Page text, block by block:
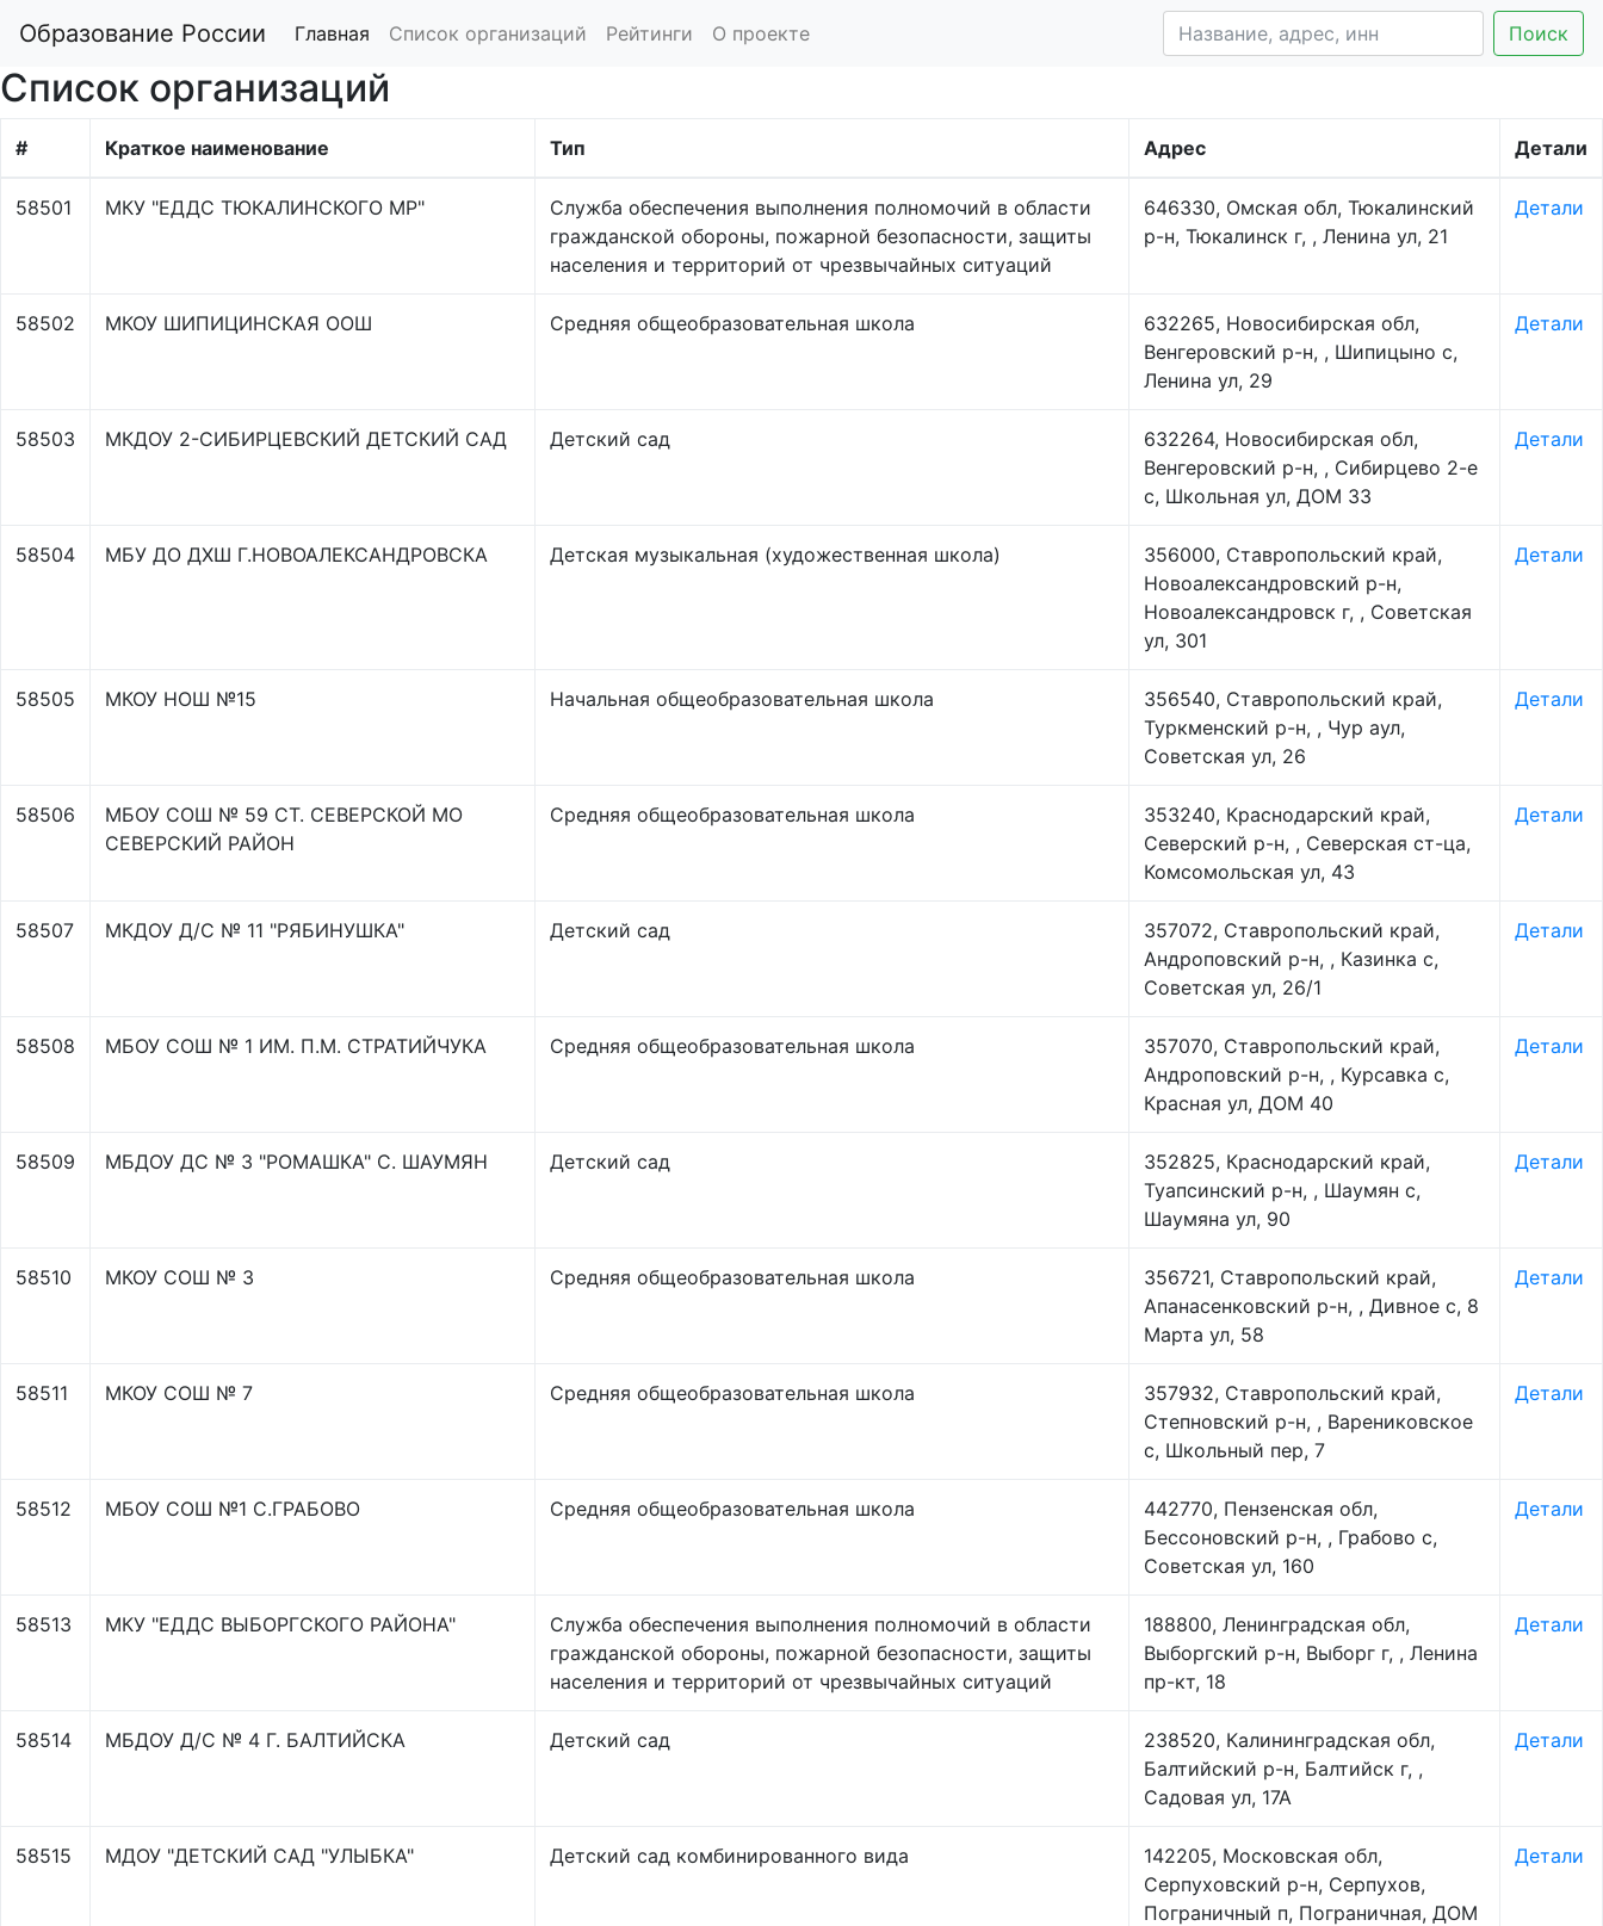
Образование России Главная Список организаций Рейтинги О проекте Поиск
Список организаций
# Краткое наименование Тип Адрес Детали
58501 МКУ "ЕДДС ТЮКАЛИНСКОГО МР"
Служба обеспечения выполнения полномочий в области
гражданской обороны, пожарной безопасности, защиты
населения и территорий от чрезвычайных ситуаций
646330, Омская обл, Тюкалинский
р-н, Тюкалинск г, , Ленина ул, 21
Детали
58502 МКОУ ШИПИЦИНСКАЯ ООШ Средняя общеобразовательная школа
632265, Новосибирская обл,
Венгеровский р-н, , Шипицыно с,
Ленина ул, 29
Детали
58503 МКДОУ 2-СИБИРЦЕВСКИЙ ДЕТСКИЙ САД Детский сад
632264, Новосибирская обл,
Венгеровский р-н, , Сибирцево 2-е
с, Школьная ул, ДОМ 33
Детали
58504 МБУ ДО ДХШ Г.НОВОАЛЕКСАНДРОВСКА Детская музыкальная (художественная школа)
356000, Ставропольский край,
Новоалександровский р-н,
Новоалександровск г, , Советская
ул, 301
Детали
58505 МКОУ НОШ №15 Начальная общеобразовательная школа
356540, Ставропольский край,
Туркменский р-н, , Чур аул,
Советская ул, 26
Детали
58506
МБОУ СОШ № 59 СТ. СЕВЕРСКОЙ МО
СЕВЕРСКИЙ РАЙОН
Средняя общеобразовательная школа
353240, Краснодарский край,
Северский р-н, , Северская ст-ца,
Комсомольская ул, 43
Детали
58507 МКДОУ Д/С № 11 "РЯБИНУШКА" Детский сад
357072, Ставропольский край,
Андроповский р-н, , Казинка с,
Советская ул, 26/1
Детали
58508 МБОУ СОШ № 1 ИМ. П.М. СТРАТИЙЧУКА Средняя общеобразовательная школа
357070, Ставропольский край,
Андроповский р-н, , Курсавка с,
Красная ул, ДОМ 40
Детали
58509 МБДОУ ДС № 3 "РОМАШКА" С. ШАУМЯН Детский сад
352825, Краснодарский край,
Туапсинский р-н, , Шаумян с,
Шаумяна ул, 90
Детали
58510 МКОУ СОШ № 3 Средняя общеобразовательная школа
356721, Ставропольский край,
Апанасенковский р-н, , Дивное с, 8
Марта ул, 58
Детали
58511 МКОУ СОШ № 7 Средняя общеобразовательная школа
357932, Ставропольский край,
Степновский р-н, , Варениковское
с, Школьный пер, 7
Детали
58512 МБОУ СОШ №1 С.ГРАБОВО Средняя общеобразовательная школа
442770, Пензенская обл,
Бессоновский р-н, , Грабово с,
Советская ул, 160
Детали
58513 МКУ "ЕДДС ВЫБОРГСКОГО РАЙОНА"
Служба обеспечения выполнения полномочий в области
гражданской обороны, пожарной безопасности, защиты
населения и территорий от чрезвычайных ситуаций
188800, Ленинградская обл,
Выборгский р-н, Выборг г, , Ленина
пр-кт, 18
Детали
58514 МБДОУ Д/С № 4 Г. БАЛТИЙСКА Детский сад
238520, Калининградская обл,
Балтийский р-н, Балтийск г, ,
Садовая ул, 17А
Детали
58515 МДОУ "ДЕТСКИЙ САД "УЛЫБКА" Детский сад комбинированного вида
142205, Московская обл,
Серпуховский р-н, Серпухов,
Пограничный п, Пограничная, ДОМ
Детали